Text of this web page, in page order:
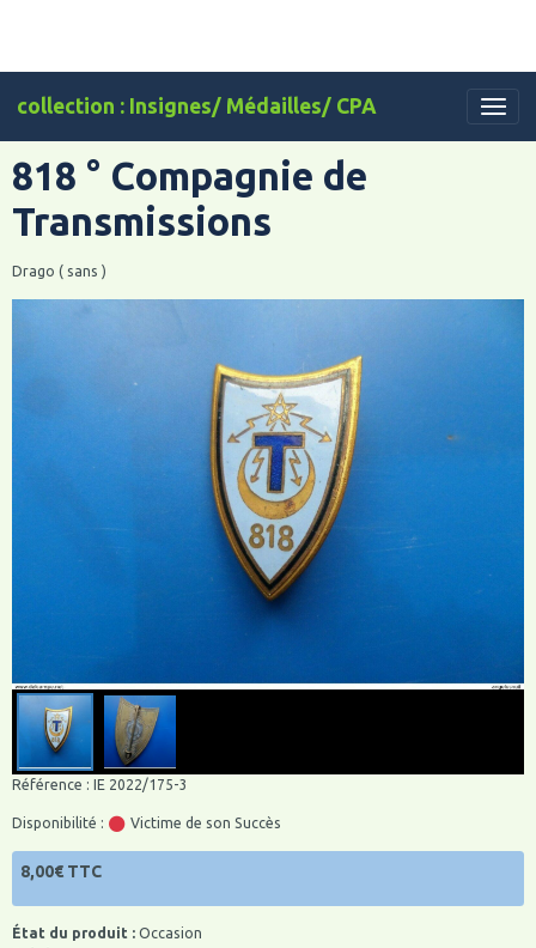
collection : Insignes/ Médailles/ CPA
818 ° Compagnie de
Transmissions
Drago ( sans )
Référence : IE 2022/175-3
Disponibilité : Victime de son Succès
8,00€ TTC
État du produit : Occasion